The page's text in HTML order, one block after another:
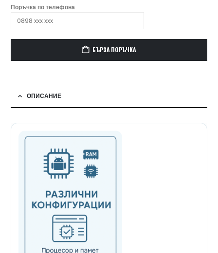
Поръчка по телефона
БЪРЗА ПОРЪЧКА
ОПИСАНИЕ